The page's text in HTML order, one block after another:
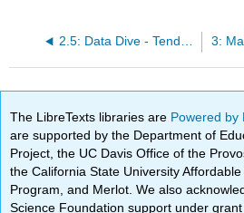
The LibreTexts libraries are Powered by
are supported by the Department of
Project, the UC Davis Office of the
the California State University
Program, and Merlot. We also
Science Foundation support under